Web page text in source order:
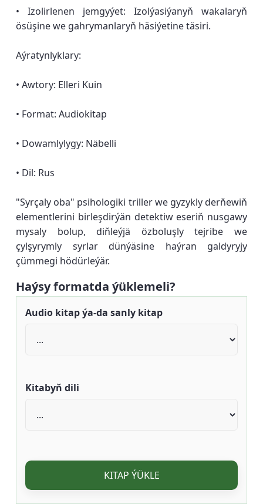
• Izolirlenen jemgyýet: Izolýasiýanyň wakalaryň
ösüşine we gahrymanlaryň häsiýetine täsiri.
Aýratynlyklary:
• Awtory: Elleri Kuin
• Format: Audiokitap
• Dowamlylygy: Näbelli
• Dil: Rus
"Syrçaly oba" psihologiki triller we gyzykly derňewiň
elementlerini birleşdirýän detektiw eseriň nusgawy
mysaly bolup, diňleýjä özboluşly tejribe we
çylşyrymly syrlar dünýäsine haýran galdyryjy
çümmegi hödürleýär.
Haýsy formatda ýüklemeli?
Audio kitap ýa-da sanly kitap
Kitabyň dili
KITAP ÝÜKLE